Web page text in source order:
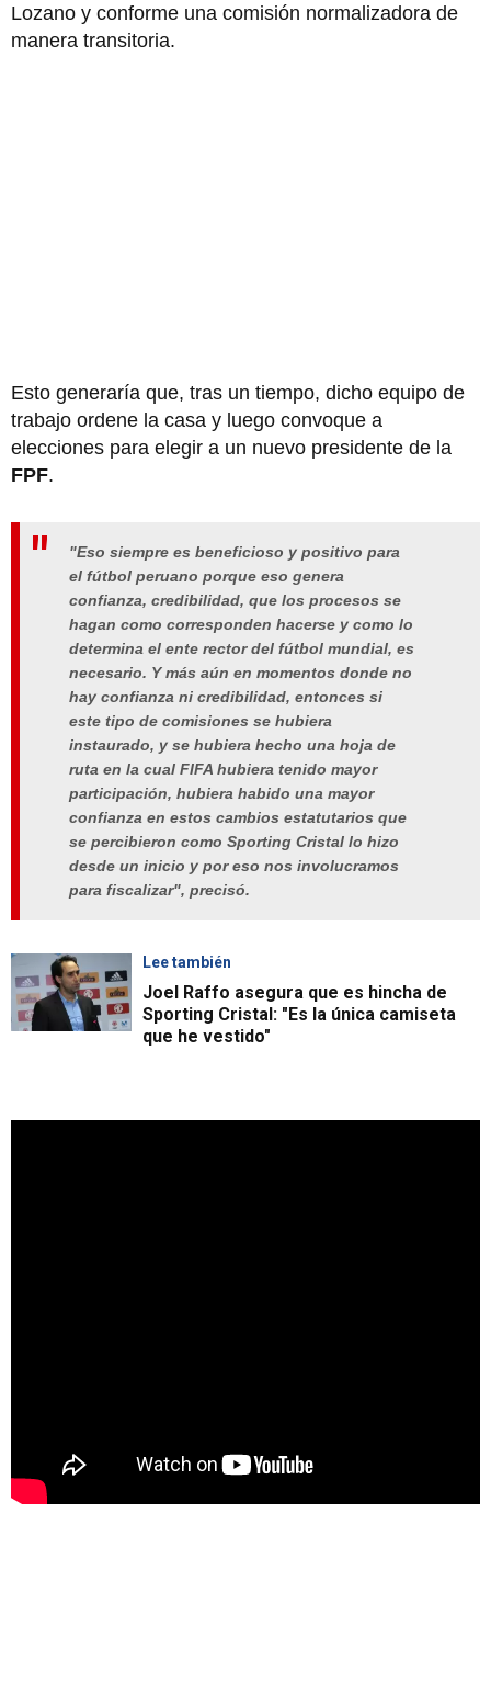
Lozano y conforme una comisión normalizadora de
manera transitoria.
Esto generaría que, tras un tiempo, dicho equipo de
trabajo ordene la casa y luego convoque a
elecciones para elegir a un nuevo presidente de la
FPF.
"Eso siempre es beneficioso y positivo para
el fútbol peruano porque eso genera
confianza, credibilidad, que los procesos se
hagan como corresponden hacerse y como lo
determina el ente rector del fútbol mundial, es
necesario. Y más aún en momentos donde no
hay confianza ni credibilidad, entonces si
este tipo de comisiones se hubiera
instaurado, y se hubiera hecho una hoja de
ruta en la cual FIFA hubiera tenido mayor
participación, hubiera habido una mayor
confianza en estos cambios estatutarios que
se percibieron como Sporting Cristal lo hizo
desde un inicio y por eso nos involucramos
para fiscalizar", precisó.
Lee también
Joel Raffo asegura que es hincha de
Sporting Cristal: "Es la única camiseta
que he vestido"